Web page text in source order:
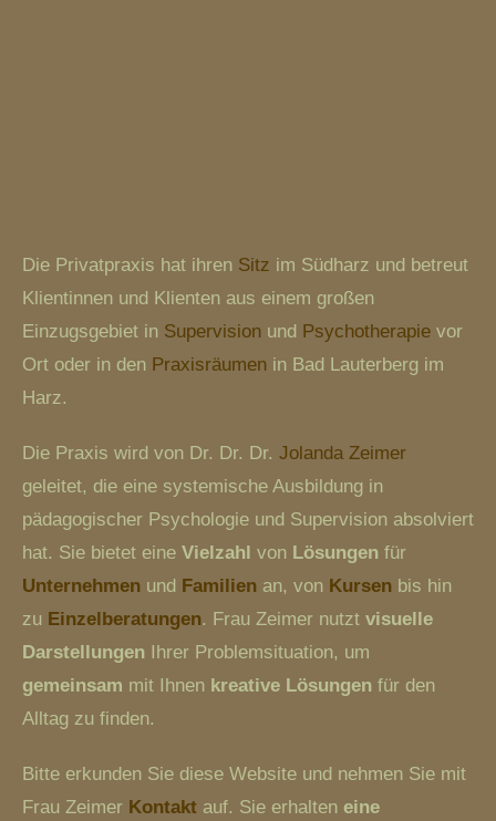
Die Privatpraxis hat ihren Sitz im Südharz und betreut
Klientinnen und Klienten aus einem großen
Einzugsgebiet in Supervision und Psychotherapie vor
Ort oder in den Praxisräumen in Bad Lauterberg im
Harz.
Die Praxis wird von Dr. Dr. Dr. Jolanda Zeimer
geleitet, die eine systemische Ausbildung in
pädagogischer Psychologie und Supervision absolviert
hat. Sie bietet eine Vielzahl von Lösungen für
Unternehmen und Familien an, von Kursen bis hin
zu Einzelberatungen. Frau Zeimer nutzt visuelle
Darstellungen Ihrer Problemsituation, um
gemeinsam mit Ihnen kreative Lösungen für den
Alltag zu finden.
Bitte erkunden Sie diese Website und nehmen Sie mit
Frau Zeimer Kontakt auf. Sie erhalten eine